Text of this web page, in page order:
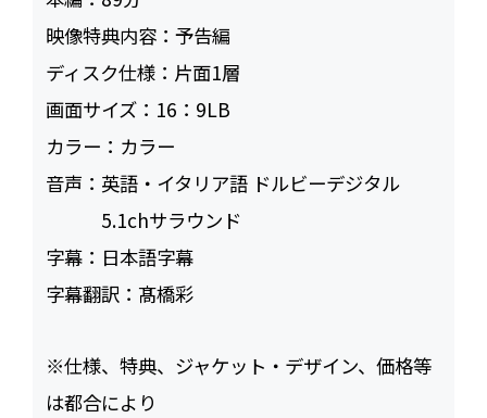
映像特典内容：予告編
ディスク仕様： 片面1層
画面サイズ： 16：9LB
カラー： カラー
音声： 英語・イタリア語 ドルビーデジタル
5.1chサラウンド
字幕： 日本語字幕
字幕翻訳： 髙橋彩
※仕様、特典、ジャケット・デザイン、価格等
は都合により